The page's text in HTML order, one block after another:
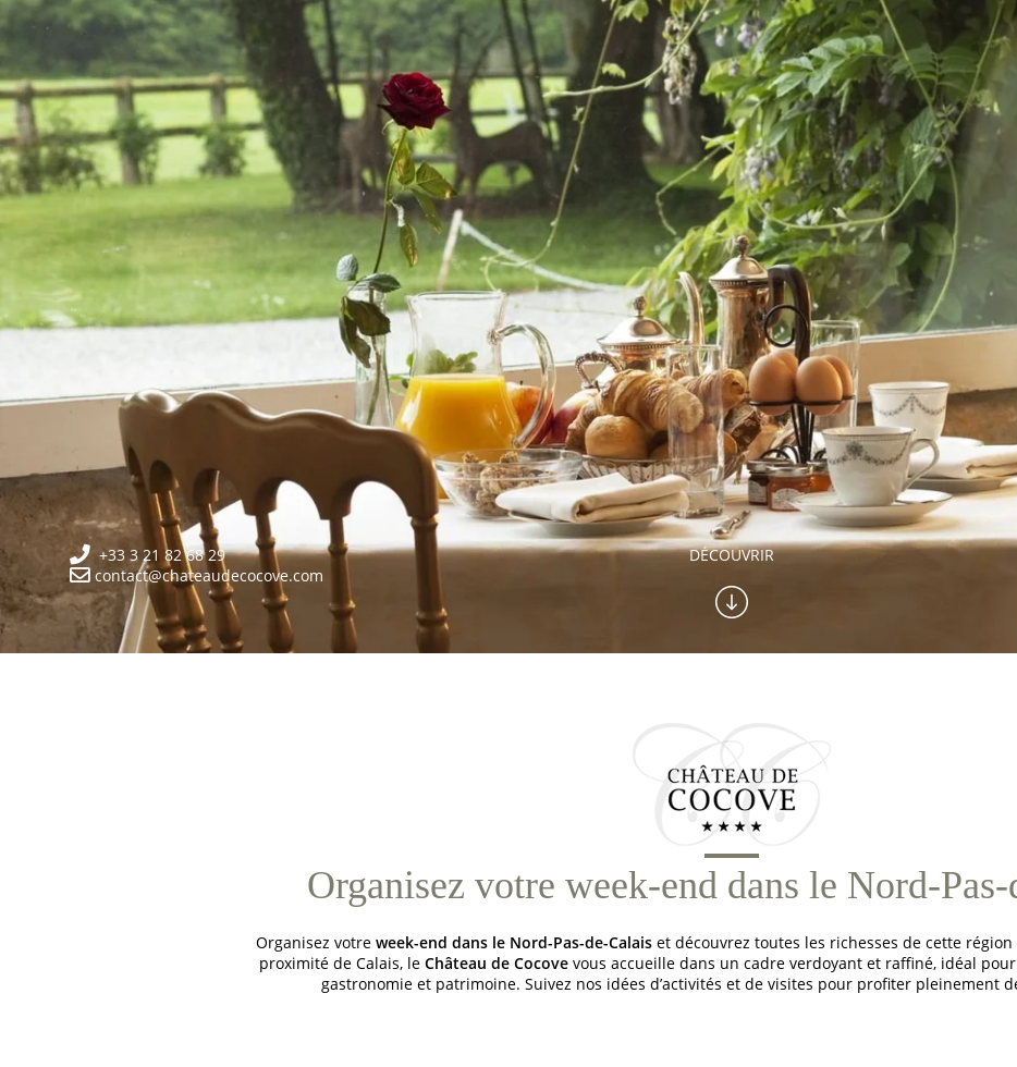
+33 3 21 82 68 29
contact@chateaudecocove.com
DÉCOUVRIR
Organisez votre week-end dans le Nord-
Organisez votre week-end dans le Nord-Pas-de-Calais et découvrez toutes les richesses de cette
proximité de Calais, le Château de Cocove vous accueille dans un cadre verdoyant et raffiné, idéal
gastronomie et patrimoine. Suivez nos idées d’activités et de visites pour profiter pleinement